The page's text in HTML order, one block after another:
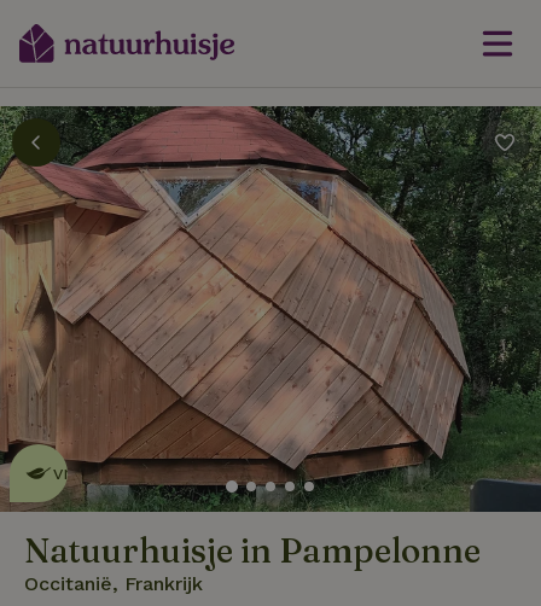
Dit natuurhuisje is eco-
vriendelijklees meer
Natuurhuisje in Pampelonne
Occitanië, Frankrijk